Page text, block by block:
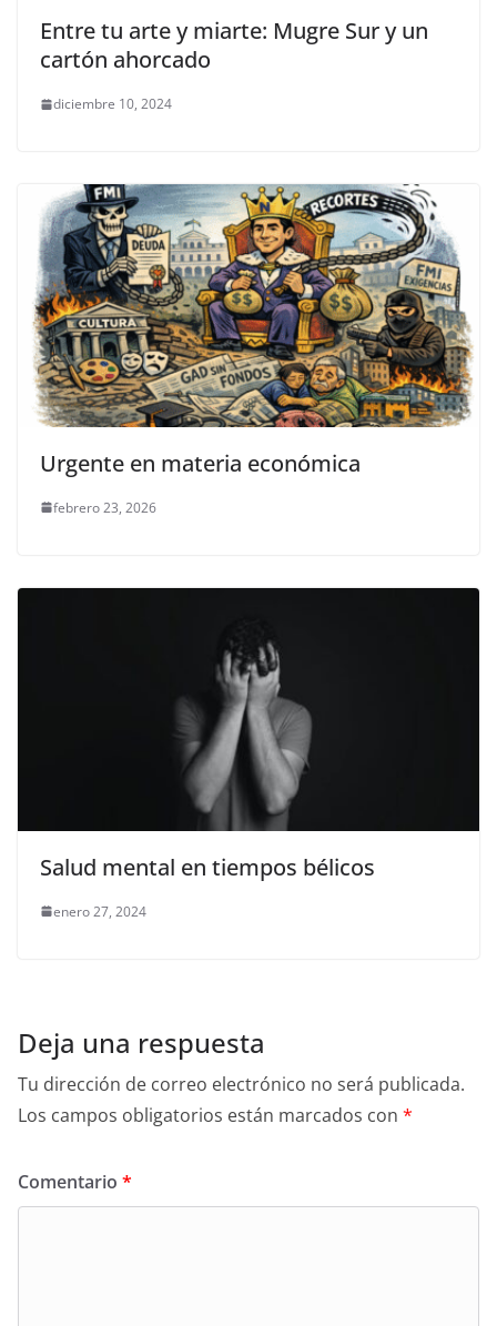
Entre tu arte y miarte: Mugre Sur y un
cartón ahorcado
diciembre 10, 2024
Urgente en materia económica
febrero 23, 2026
Salud mental en tiempos bélicos
enero 27, 2024
Deja una respuesta
Tu dirección de correo electrónico no será publicada.
Los campos obligatorios están marcados con *
Comentario *